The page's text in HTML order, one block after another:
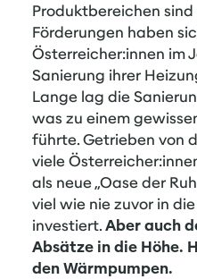
Produktbereichen
Förderungen haben
Österreicher:innen im
Sanierung ihrer
Lange lag die
was zu einem
führte. Getrieben von
viele
als neue „Oase der
viel wie nie zuvor in
investiert.Aber auch
Absätze in die Höhe.
den Wärmpumpen.